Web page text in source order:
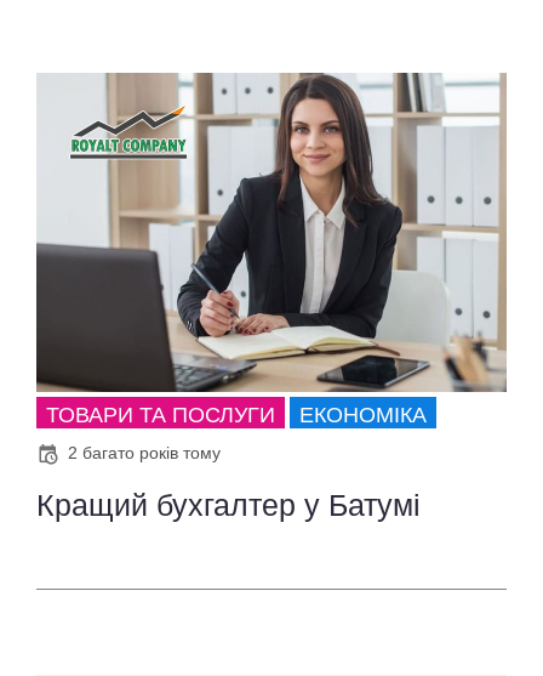
ТОВАРИ ТА ПОСЛУГИ ЕКОНОМІКА
2 багато років тому
Кращий бухгалтер у Батумі